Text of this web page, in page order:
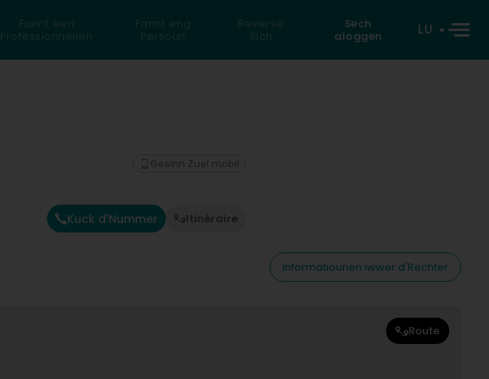
Fannt een
Professionnellen
Fannt eng
Persoun
Reverse
Sich
Sech
aloggen
LU
Kuck d'Nummer Itinéraire
Gesinn Zuel mobil
Informatiounen iwwer d'Rechter
Route